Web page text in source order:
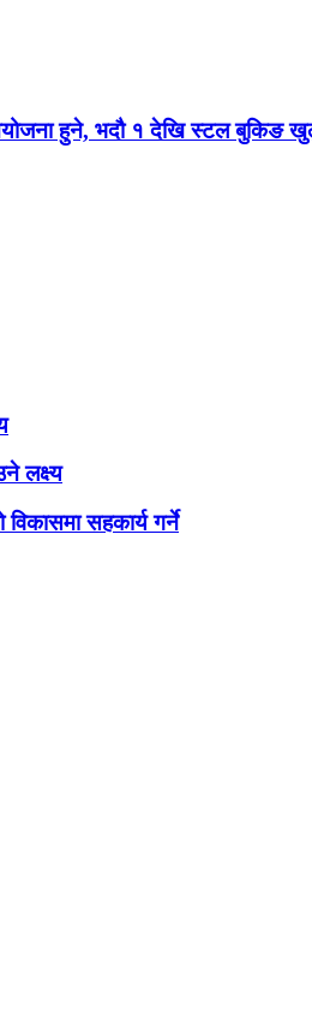
हुने, भदौ १ देखि स्टल बुकिङ
लक्ष्य
विकासमा सहकार्य गर्ने